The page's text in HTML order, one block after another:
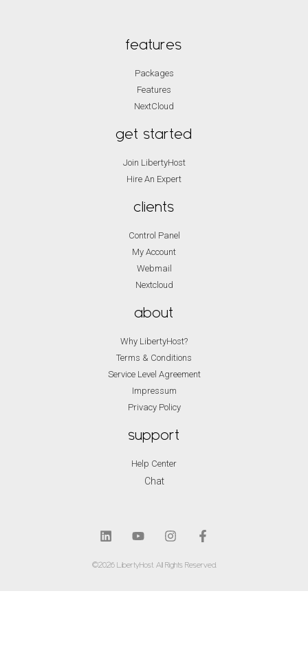
features
Packages
Features
NextCloud
get started
Join LibertyHost
Hire An Expert
clients
Control Panel
My Account
Webmail
Nextcloud
about
Why LibertyHost?
Terms & Conditions
Service Level Agreement
Impressum
Privacy Policy
support
Help Center
Chat
©2026 LibertyHost. All Rights Reserved.